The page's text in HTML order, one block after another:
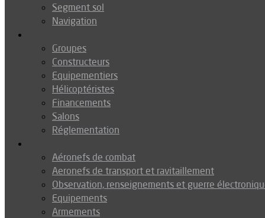
Segment sol
Navigation
Groupes
Constructeurs
Equipementiers
Hélicoptéristes
Financements
Salons
Réglementation
Aéronefs de combat
Aeronefs de transport et ravitaillement
Observation, renseignements et guerre
Equipements
Armements